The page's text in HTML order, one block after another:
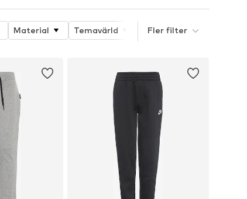
Material Temavärld Detaljer
Fler filter